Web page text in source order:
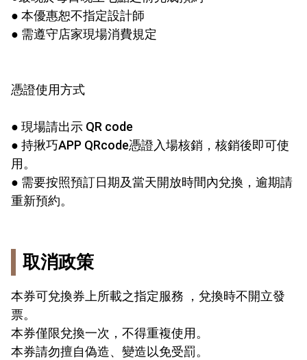
● 本優惠恕不指定設計師
● 需遵守店家現場消費規定
憑證使用方式
● 現場請出示 QR code
● 持揪巧APP QRcode憑證入場核銷，核銷後即可使
用。
● 需要按照預訂日期及當天開放時間內兌換，逾期請
重新預約。
取消政策
本券可兌換券上所載之指定服務 ，兌換時不開立發
票。
本券僅限兌換一次，不得重複使用。
本券請勿擅自偽造、變造以免受罰。